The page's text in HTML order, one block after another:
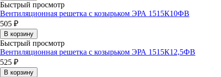
Быстрый просмотр
Вентиляционная решетка с козырьком ЭРА 1515К10ФВ
505 ₽
В корзину
Быстрый просмотр
Вентиляционная решетка с козырьком ЭРА 1515К12,5ФВ
525 ₽
В корзину